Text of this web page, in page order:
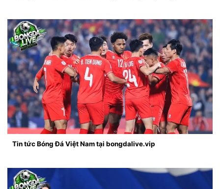
Tin tức Bóng Đá Việt Nam tại bongdalive.vip